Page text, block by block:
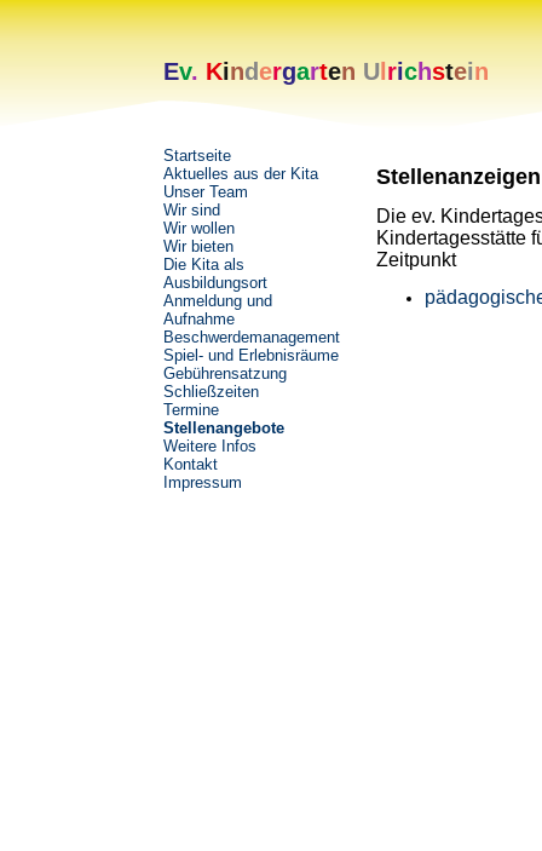
Ev. Kindergarten U richstein
Startseite
Aktuelles aus der Kita
Unser Team
Wir sind
Wir wollen
Wir bieten
Die Kita als
Ausbildungsort
Anmeldung und
Aufnahme
Beschwerdemanagement
Spiel- und Erlebnisräume
Gebührensatzung
Schließzeiten
Termine
Stellenangebote
Weitere Infos
Kontakt
Impressum
Stellenanzeigen
Die ev.
Kindertagesstätte
Zeitpunkt